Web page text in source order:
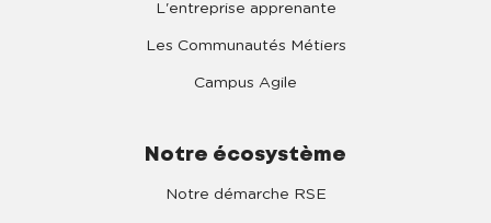
L'entreprise apprenante
Les Communautés Métiers
Campus Agile
Notre écosystème
Notre démarche RSE